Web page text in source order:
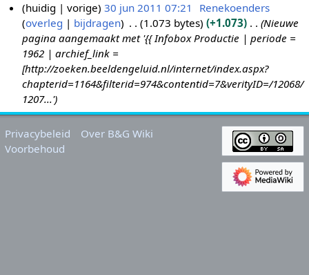
0
1
1
huidig vorige 30 jun 2011 07:21
Renekoenders
overleg
bijdragen 1.073 bytes +1.073
Nieuwe
pagina aangemaakt met '{{ Infobox Productie | periode =
1962 | archief_link =
[http://zoeken.beeldengeluid.nl/internet/index.aspx?
chapterid=1164&filterid=974&contentid=7&verityID=/12068/
1207...'
Privacybeleid
Over B&G Wiki
Voorbehoud